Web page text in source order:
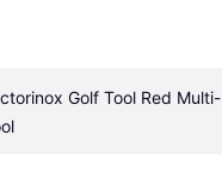
Golf Tool Red Multi-